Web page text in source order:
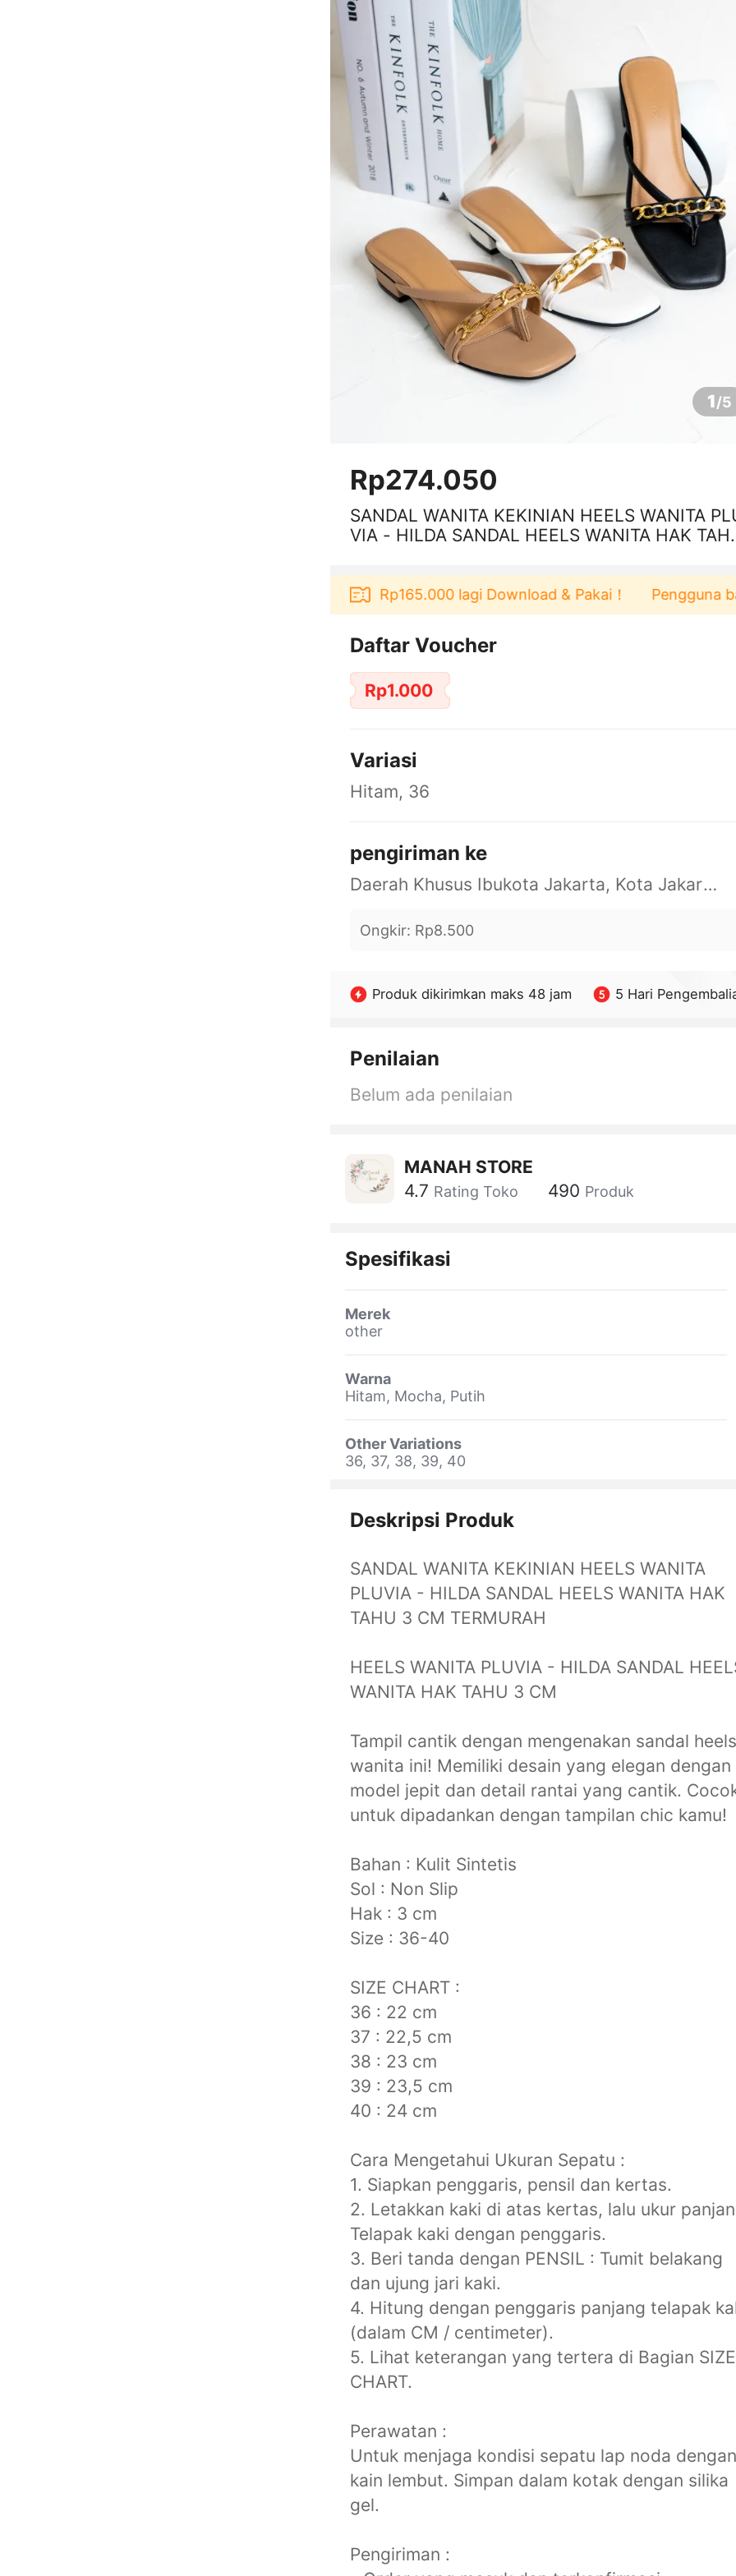
1/5
Rp274.050
SANDAL WANITA KEKINIAN HEELS WANITA
VIA - HILDA SANDAL HEELS WANITA HAK
di aplikasi Akulaku bisa dapat voucher Rp165.000 lagi Download & Pakai！ Pengguna baru
Daftar Voucher
Rp1.000
Variasi
Hitam, 36
pengiriman ke
Daerah Khusus Ibukota Jakarta, Kota Jakarta Barat, Cengkareng, yy
Ongkir: Rp8.500
Produk dikirimkan maks 48 jam 5 Hari
Penilaian
Belum ada penilaian
MANAH STORE
4.7 Rating Toko 490 Produk
Spesifikasi
Merek
other
Warna
Hitam, Mocha, Putih
Other Variations
36, 37, 38, 39, 40
Deskripsi Produk
SANDAL WANITA KEKINIAN HEELS WANITA
PLUVIA - HILDA SANDAL HEELS WANITA HAK
TAHU 3 CM TERMURAH
HEELS WANITA PLUVIA - HILDA SANDAL
WANITA HAK TAHU 3 CM
Tampil cantik dengan mengenakan sandal heels
wanita ini! Memiliki desain yang elegan dengan
model jepit dan detail rantai yang cantik.
untuk dipadankan dengan tampilan chic kamu!
Bahan : Kulit Sintetis
Sol : Non Slip
Hak : 3 cm
Size : 36-40
SIZE CHART :
36 : 22 cm
37 : 22,5 cm
38 : 23 cm
39 : 23,5 cm
40 : 24 cm
Cara Mengetahui Ukuran Sepatu :
1. Siapkan penggaris, pensil dan kertas.
2. Letakkan kaki di atas kertas, lalu ukur
Telapak kaki dengan penggaris.
3. Beri tanda dengan PENSIL : Tumit belakang
dan ujung jari kaki.
4. Hitung dengan penggaris panjang telapak
(dalam CM / centimeter).
5. Lihat keterangan yang tertera di Bagian SIZE
CHART.
Perawatan :
Untuk menjaga kondisi sepatu lap noda dengan
kain lembut. Simpan dalam kotak dengan silika
gel.
Pengiriman :